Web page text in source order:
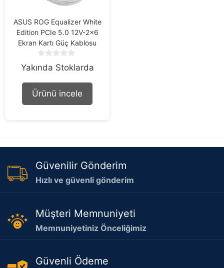
ASUS ROG Equalizer White
Edition PCIe 5.0 12V-2×6
Ekran Kartı Güç Kablosu
o
o
f
Yakında Stoklarda
Ürünü incele
Güvenilir Gönderim
Hızlı ve güvenli gönderim
Müşteri Memnuniyeti
Memnuniyetiniz Önceliğimiz
Güvenli Ödeme